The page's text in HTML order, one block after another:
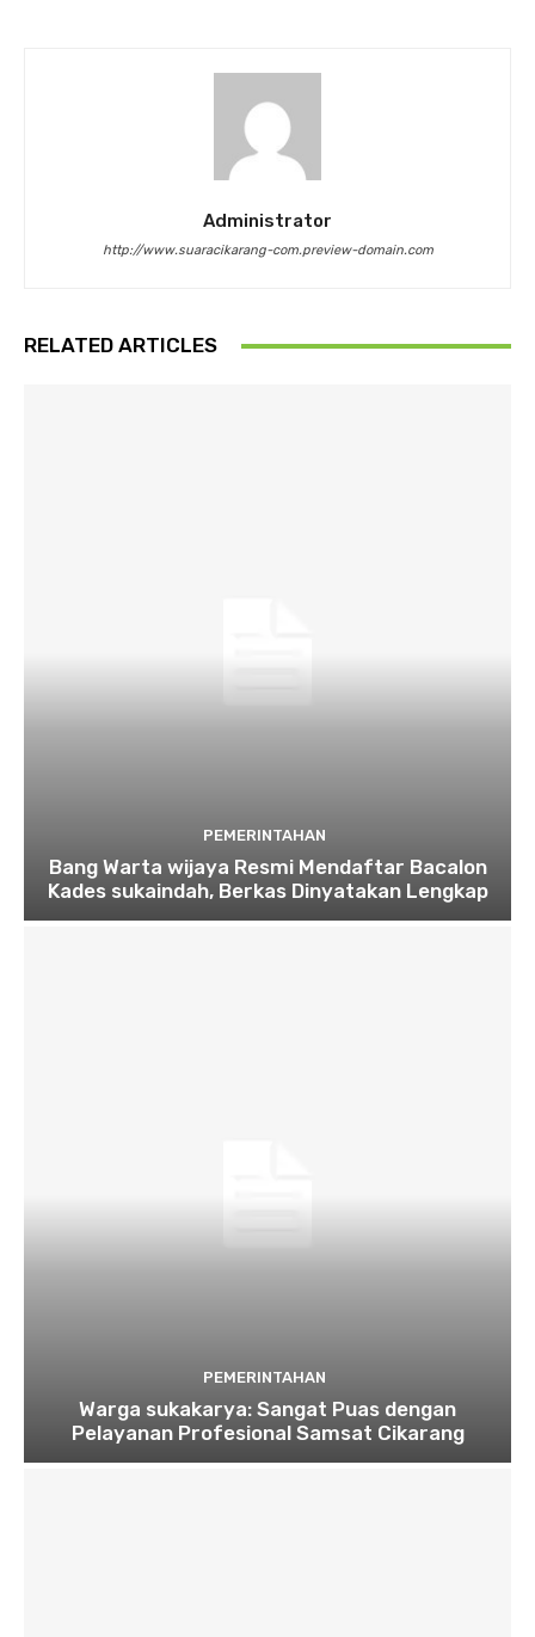
Administrator
http://www.suaracikarang-com.preview-domain.com
RELATED ARTICLES
PEMERINTAHAN
Bang Warta wijaya Resmi Mendaftar Bacalon
Kades sukaindah, Berkas Dinyatakan Lengkap
PEMERINTAHAN
Warga sukakarya: Sangat Puas dengan
Pelayanan Profesional Samsat Cikarang